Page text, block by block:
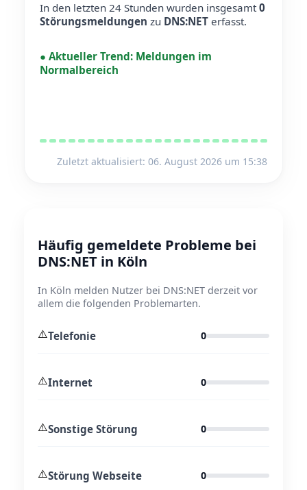
In den letzten 24 Stunden wurden insgesamt0
Störungsmeldungen zu DNS:NET erfasst.
● Aktueller Trend: Meldungen im
Normalbereich
Zuletzt aktualisiert: 06. August 2026 um 15:38
Häufig gemeldete Probleme bei
DNS:NET in Köln
In Köln melden Nutzer bei DNS:NET derzeit vor
allem die folgenden Problemarten.
⚠️Telefonie 0
⚠️Internet 0
⚠️Sonstige Störung 0
⚠️Störung Webseite 0